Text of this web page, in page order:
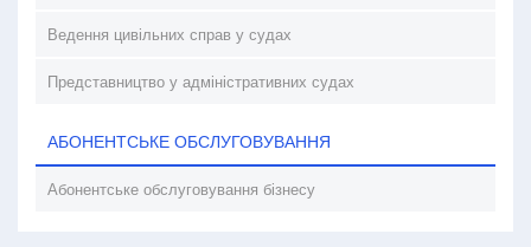
Ведення цивільних справ у судах
Представництво у адміністративних судах
АБОНЕНТСЬКЕ ОБСЛУГОВУВАННЯ
Абонентське обслуговування бізнесу